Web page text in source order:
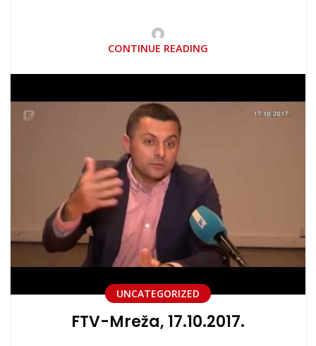
UNCATEGORIZED
FTV-Mreža, 17.10.2017.
CONTINUE READING